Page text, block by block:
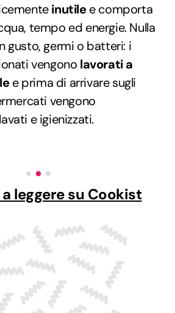
inutilee comporta
tempo ed energie. Nulla
gusto, germi o batteri: i
vengono lavorati a
e prima di arrivare sugli
vengono
e igienizzati.
leggere su Cookist